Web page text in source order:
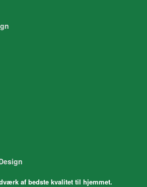
af bedste kvalitet til hjemmet.